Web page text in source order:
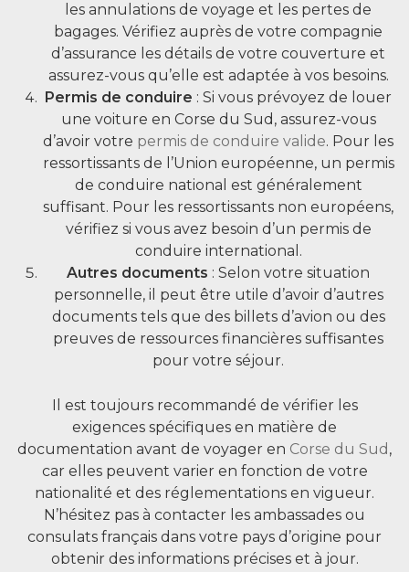
les annulations de voyage et les pertes de
bagages. Vérifiez auprès de votre compagnie
d’assurance les détails de votre couverture et
assurez-vous qu’elle est adaptée à vos besoins.
Permis de conduire : Si vous prévoyez de louer
une voiture en Corse du Sud, assurez-vous
d’avoir votre permis de conduire valide. Pour les
ressortissants de l’Union européenne, un permis
de conduire national est généralement
suffisant. Pour les ressortissants non européens,
vérifiez si vous avez besoin d’un permis de
conduire international.
Autres documents : Selon votre situation
personnelle, il peut être utile d’avoir d’autres
documents tels que des billets d’avion ou des
preuves de ressources financières suffisantes
pour votre séjour.
Il est toujours recommandé de vérifier les
exigences spécifiques en matière de
documentation avant de voyager en Corse du Sud ,
car elles peuvent varier en fonction de votre
nationalité et des réglementations en vigueur.
N’hésitez pas à contacter les ambassades ou
consulats français dans votre pays d’origine pour
obtenir des informations précises et à jour.